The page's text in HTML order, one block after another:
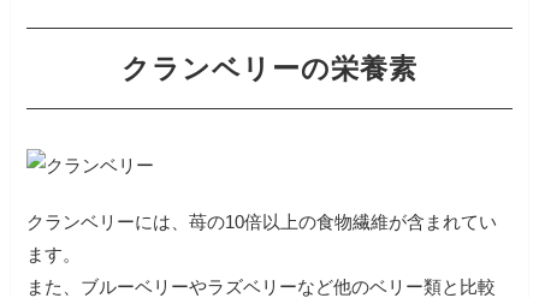
クランベリーの栄養素
クランベリーには、苺の10倍以上の食物繊維が含まれてい
ます。
また、ブルーベリーやラズベリーなど他のベリー類と比較